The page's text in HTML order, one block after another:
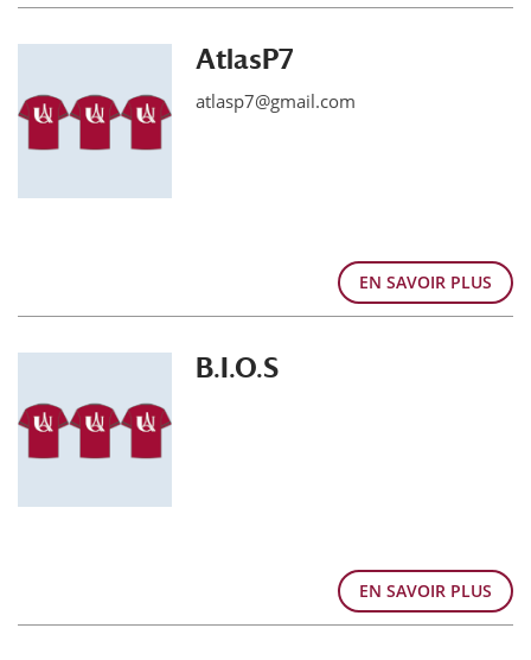
AtlasP7
atlasp7@gmail.com
EN SAVOIR PLUS
B.I.O.S
EN SAVOIR PLUS